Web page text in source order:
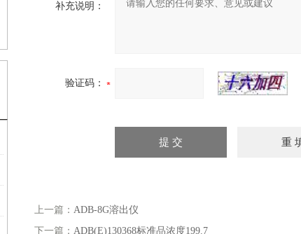
补充说明：
验证码：
上一篇： ADB-8G溶出仪
下一篇： ADB(E)130368标准品浓度199.7